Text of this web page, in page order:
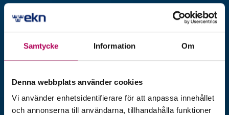
Samtycke Information Om
Denna webbplats använder cookies
Vi använder enhetsidentifierare för att anpassa innehållet
och annonserna till användarna, tillhandahålla funktioner
Export­magasinet
I Exportmagasinet publicerar EKN
artiklar om export, finansiering och